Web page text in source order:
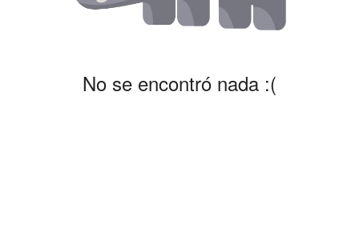
No se encontró nada :(